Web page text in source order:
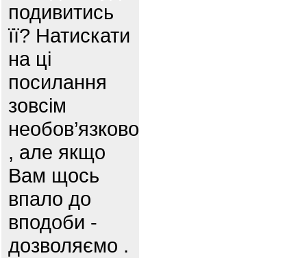
подивитись
її? Натискати
на ці
посилання
зовсім
необов’язково
, але якщо
Вам щось
впало до
вподоби -
дозволяємо .